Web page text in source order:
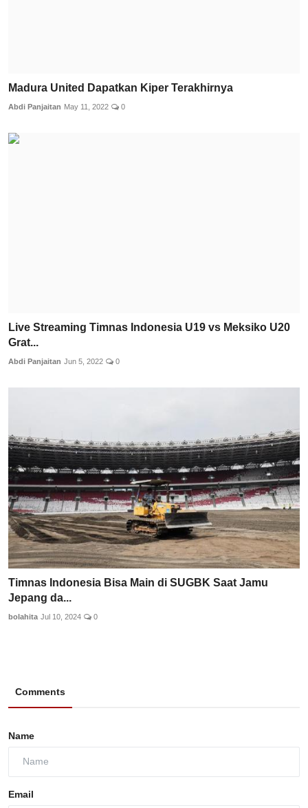
Madura United Dapatkan Kiper Terakhirnya
Abdi Panjaitan May 11, 2022 0
Live Streaming Timnas Indonesia U19 vs Meksiko U20
Grat...
Abdi Panjaitan Jun 5, 2022 0
Timnas Indonesia Bisa Main di SUGBK Saat Jamu
Jepang da...
bolahita Jul 10, 2024 0
Comments
Name
Email